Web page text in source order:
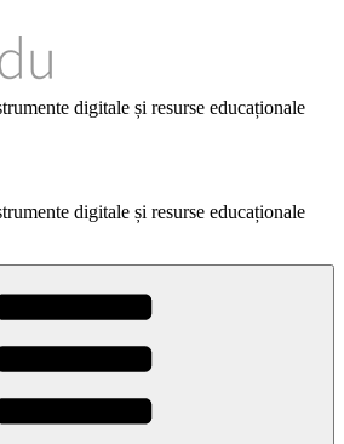
digitale și resurse educaționale
digitale și resurse educaționale